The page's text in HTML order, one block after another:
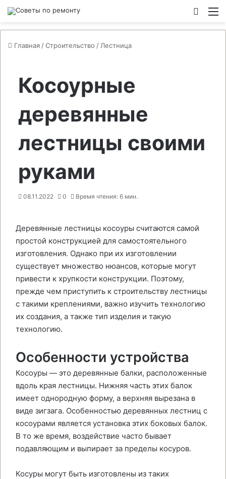
Главная /Строительство / Лестница
Косоурные
деревянные
лестницы своими
руками
08.11.2022 0 Время чтения: 6 мин.
Деревянные лестницы косоуры считаются самой
простой конструкцией для самостоятельного
изготовления. Однако при их изготовлении
существует множество нюансов, которые могут
привести к хрупкости конструкции. Поэтому,
прежде чем приступить к строительству лестницы
с такими креплениями, важно изучить технологию
их создания, а также тип изделия и такую
технологию.
Особенности устройства
Косоуры — это деревянные балки, расположенные
вдоль края лестницы. Нижняя часть этих балок
имеет однородную форму, а верхняя вырезана в
виде зигзага. Особенностью деревянных лестниц с
косоурами является установка этих боковых балок.
В то же время, воздействие часто бывает
подавляющим и выпирает за пределы косуров.
Косуры могут быть изготовлены из таких